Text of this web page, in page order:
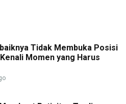
Tidak Membuka Posisi
Momen yang Harus